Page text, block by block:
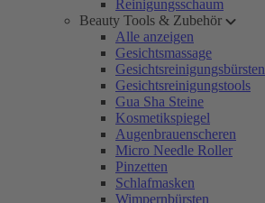
Reinigungsschaum
Beauty Tools & Zubehör
Alle anzeigen
Gesichtsmassage
Gesichtsreinigungsbürsten
Gesichtsreinigungstools
Gua Sha Steine
Kosmetikspiegel
Augenbrauenscheren
Micro Needle Roller
Pinzetten
Schlafmasken
Wimpernbürsten